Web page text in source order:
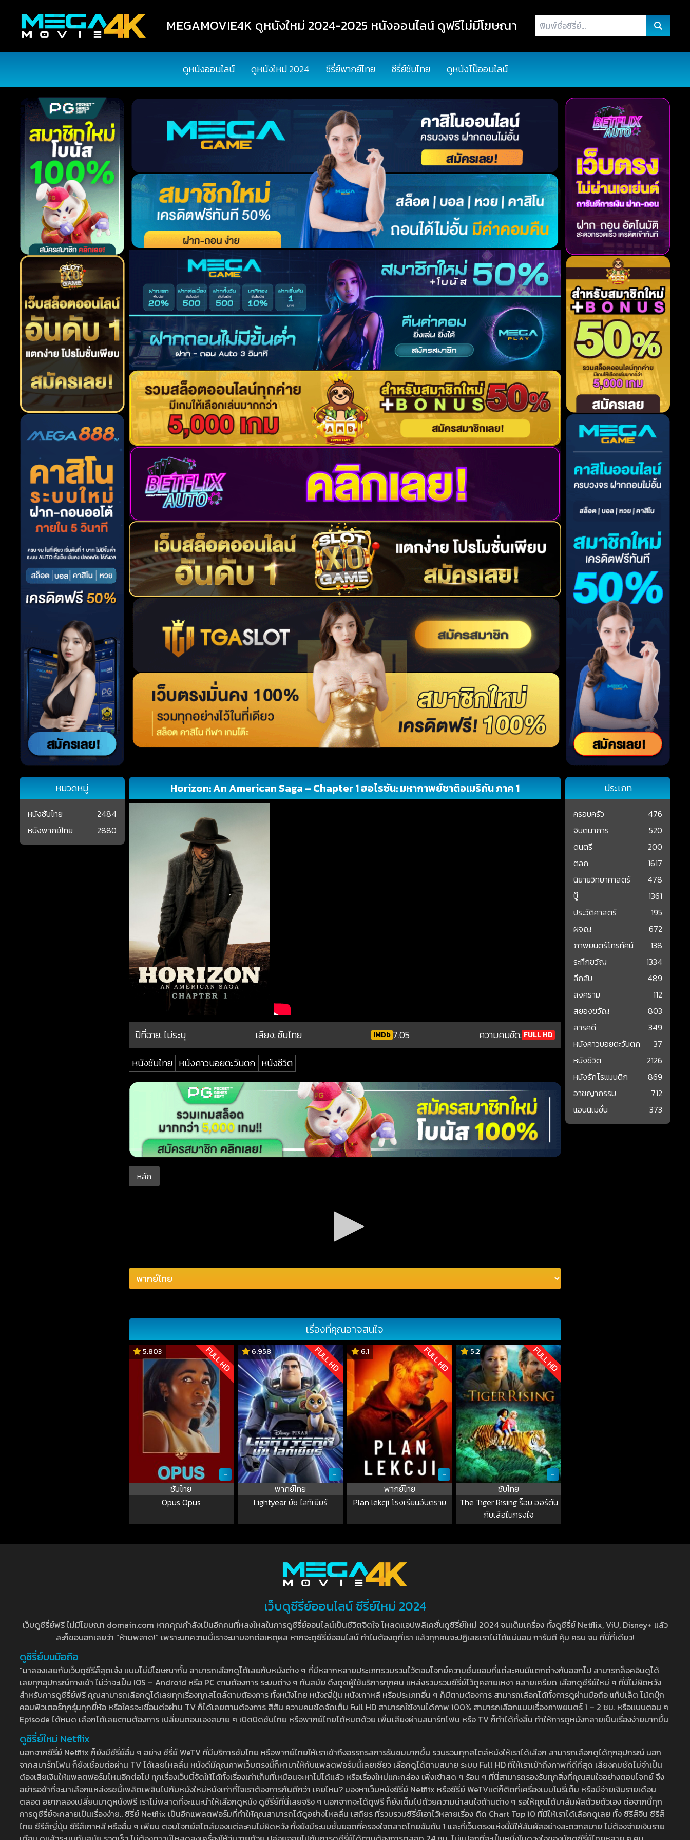
MEGAMOVIE4K ดูหนังใหม่ 2024-2025 หนังออนไลน์ ดูฟรีไม่มีโฆษณา
พิมพ์
ชื่อ
ดูหนังออนไลน์ ดูหนังใหม่ 2024 ซีรี่ย์พากย์ไทย ซีรี่ย์ซับไทย ดูหนังโป๊ออนไลน์
Horizon: An American Saga – Chapter 1 ฮอไรซัน: มหากาพย์ชาติอเมริกัน ภาค 1
ปีที่ฉาย:ไม่ระบุ เสียง: ซับไทย IMDb 7.05 ความคมชัด: FULL HD
หนังซับไทย หนังคาวบอยตะวันตก หนังชีวิต
หลัก
หมวดหมู่
หนังซับไทย
2484
หนังพากย์ไทย
2880
ประเภท
ครอบครัว
476
จินตนาการ
520
ดนตรี
200
ตลก
1617
นิยายวิทยาศาสตร์
478
บู๊
1361
ประวัติศาสตร์
195
ผจญ
672
ภาพยนตร์โทรทัศน์
138
ระทึกขวัญ
1334
ลึกลับ
489
สงคราม
112
สยองขวัญ
803
สารคดี
349
หนังคาวบอยตะวันตก
37
หนังชีวิต
2126
หนังรักโรแมนติก
869
อาชญากรรม
712
แอนนิเมชั่น
373
เรื่องที่คุณอาจสนใจ
5.803 FULL HD
-
ซับไทย
Opus Opus
6.958 FULL HD
-
พากย์ไทย
Lightyear บัซ ไลท์เยียร์
6.1 FULL HD
-
พากย์ไทย
Plan lekcji โรงเรียนอันตราย
5.2 FULL HD
-
ซับไทย
The Tiger Rising ร็อบ ฮอร์ตัน
กับเสือในกรงใจ
เว็บดูซีรี่ย์ออนไลน์ ซีรี่ย์ใหม่ 2024
เว็บดูซีรี่ย์ฟรี ไม่มีโฆษณา domain.com หากคุณกำลังเป็นอีกคนที่หลงใหลในการดูซีรี่ย์ออนไลน์เป็นชีวิตจิตใจ โหลดแอปพลิเคชั่นดูซีรี่ย์ใหม่ 2024 จนเต็มเครื่อง ทั้งดูซีรี่ย์ Netflix, ViU, Disney+ แล้ว
ละก็ขอบอกเลยว่า “ห้ามพลาด!” เพราะบทความนี้เราจะมาบอกต่อเหตุผล หากจะดูซีรี่ย์ออนไลน์ ทำไมต้องดูที่เรา แล้วทุกคนจะปฏิเสธเราไม่ได้แน่นอน การันตี คุ้ม ครบ จบ ที่นี่ที่เดียว!
ดูซีรี่ย์บนมือถือ
"มาลองเลยกับเว็บดูซีรีส์สุดเจ๋ง แบบไม่มีโฆษณากั้น สามารถเลือกดูได้เลยกับหนังต่าง ๆ ที่มีหลากหลายประเภทรวบรวมไว้ตอบโจทย์ความชื่นชอบที่แต่ละคนมีแตกต่างกันออกไป สามารถล็อคอินดูได้
เลยทุกอุปกรณ์ทางเข้า ไม่ว่าจะเป็น IOS – Android หรือ PC ตามต้องการ ระบบต่าง ๆ ทันสมัย ดึงดูดผู้ใช้บริการทุกคน แหล่งรวบรวมซีรี่ย์ไว้ดูคลายเหงา คลายเครียด เลือกดูซีรีย์ใหม่ ๆ ที่นี่ไม่ผิดหวัง
สำหรับการดูซีรี่ย์ฟรี คุณสามารถเลือกดูได้เลยทุกเรื่องทุกสไตล์ตามต้องการ ทั้งหนังไทย หนังญี่ปุ่น หนังเกาหลี หรือประเภทอื่น ๆ ก็มีตามต้องการ สามารถเลือกได้ทั้งการดูผ่านมือถือ แท็ปเล็ต โน้ตบุ๊ก
คอมพิวเตอร์ทุกรุ่นทุกยี่ห้อ หรือใครจะเชื่อมต่อผ่าน TV ก็ได้เลยตามต้องการ สีสัน ความคมชัดจัดเต็ม Full HD สามารถใช้งานได้ภาพ 100% สามารถเลือกแบบเรื่องภาพยนตร์ 1 – 2 ชม. หรือแบบตอน ๆ
Episode ได้หมด เลือกได้เลยตามต้องการ เปลี่ยนตอนเองสบาย ๆ เปิดปิดซับไทย หรือพากย์ไทยได้หมดด้วย เพิ่มเสียงผ่านสมาร์ทโฟน หรือ TV ก็ทำได้ทั้งสิ้น ทำให้การดูหนังกลายเป็นเรื่องง่ายมากขึ้น
ดูซีรี่ย์ใหม่ Netflix
นอกจากซีรี่ย์ Netflix ก็ยังมีซีรี่ย์อื่น ๆ อย่าง ซีรี่ย์ WeTV ที่มีบริการซับไทย หรือพากย์ไทยให้เราเข้าถึงอรรถรสการรับชมมากขึ้น รวบรวมทุกสไตล์หนังให้เราได้เลือก สามารถเลือกดูได้ทุกอุปกรณ์ นอก
จากสมาร์ทโฟน ก็ยังเชื่อมต่อผ่าน TV ได้เลยไหลลื่น หนังดีมีคุณภาพเว็บตรงนี้ก็หามาให้กับแพลตฟอร์มนี้เลยเชียว เลือกดูได้ตามสบาย ระบบ Full HD ที่ให้เราเข้าถึงภาพที่ดีที่สุด เสียงคมชัดไม่จำเป็น
ต้องเสียเงินให้แพลตฟอร์มไหนอีกต่อไป ทุกเรื่องเว็บนี้จัดให้ได้ทั้งเรื่องเก่าเก็บที่เหมือนจะหาไม่ได้แล้ว หรือเรื่องใหม่แกะกล่อง เพิ่งเข้าสด ๆ ร้อน ๆ ที่นี่สามารถรองรับทุกสิ่งที่คุณสนใจอย่างตอบโจทย์ จึง
อย่ารอช้าที่จะมาเลือกแหล่งรชนี้เพลิดเพลินไปกับหนังใหม่หนังเก่าที่ใจเราต้องการกันดีกว่า เคยไหม? มองหาเว็บหนังซีรี่ย์ Netflix หรือซีรี่ย์ WeTVแต่ก็ติดที่เครื่องเมมโมรี่เต็ม หรือมีจ่ายเงินรายเดือน
ตลอด อยากลองเปลี่ยนมาดูหนังฟรี เราไม่พลาดที่จะแนะนำให้เลือกดูหนัง ดูซีรี่ย์ที่นี่เลยจริง ๆ นอกจากจะได้ดูฟรี ก็ยังเต็มไปด้วยความน่าสนใจด้านต่าง ๆ รอให้คุณได้มาสัมผัสด้วยตัวเอง ต่อจากนี้ทุก
การดูซีรี่ย์จะกลายเป็นเรื่องง่าย.. ซีรี่ย์ Netflix เป็นอีกแพลตฟอร์มที่ทำให้คุณสามารถได้ดูอย่างไหลลื่น เสถียร ที่รวบรวมซีรี่ย์เอาไว้หลายเรื่อง ติด Chart Top 10 ที่มีให้เราได้เลือกดูเลย ทั้ง ซีรีส์จีน ซีรีส์
ไทย ซีรีส์ญี่ปุ่น ซีรีส์เกาหลี หรืออื่น ๆ เพียบ ตอบโจทย์สไตล์ของแต่ละคนไม่ผิดหวัง ทั้งยังมีระบบชั้นยอดที่ครองใจตลาดไทยอันดับ 1 และที่เว็บตรงแห่งนี้มีให้สัมผัสอย่างสะดวกสบาย ไม่ต้องจ่ายเงินราย